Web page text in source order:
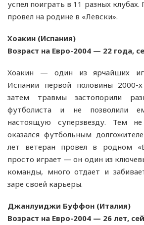
успел поиграть в 11 разных клубах.
провел на родине в «Левски».
Хоакин (Испания)
Возраст на Евро-2004 — 22 года,
Хоакин — один из ярчайших
Испании первой половины 2000-
затем травмы застопорили
футболиста и не позволили
настоящую суперзвезду. Тем
оказался футбольным
лет ветеран провел в родном
просто играет — он один из
команды, много отдает и
заре своей карьеры.
Джанлуиджи Буффон (Италия)
Возраст на Евро-2004 — 26 лет,